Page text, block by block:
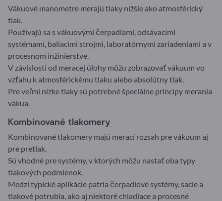
Vákuové manometre merajú tlaky nižšie ako atmosférický
tlak.
Používajú sa s vákuovými čerpadlami, odsávacími
systémami, baliacimi strojmi, laboratórnymi zariadeniami a v
procesnom inžinierstve.
V závislosti od meracej úlohy môžu zobrazovať vákuum vo
vzťahu k atmosférickému tlaku alebo absolútny tlak.
Pre veľmi nízke tlaky sú potrebné špeciálne princípy merania
vákua.
Kombinované tlakomery
Kombinované tlakomery majú merací rozsah pre vákuum aj
pre pretlak.
Sú vhodné pre systémy, v ktorých môžu nastať oba typy
tlakových podmienok.
Medzi typické aplikácie patria čerpadlové systémy, sacie a
tlakové potrubia, ako aj niektoré chladiace a procesné